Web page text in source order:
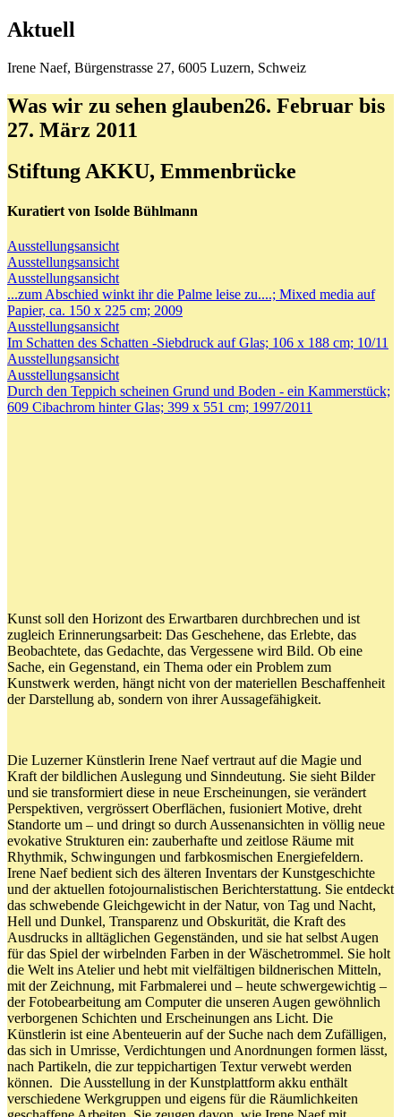
Aktuell
Irene Naef, Bürgenstrasse 27, 6005 Luzern, Schweiz
Was wir zu sehen glauben26. Februar bis
27. März 2011
Stiftung AKKU, Emmenbrücke
Kuratiert von Isolde Bühlmann
Ausstellungsansicht
Ausstellungsansicht
Ausstellungsansicht
...zum Abschied winkt ihr die Palme leise zu....; Mixed media auf
Papier, ca. 150 x 225 cm; 2009
Ausstellungsansicht
Im Schatten des Schatten -Siebdruck auf Glas; 106 x 188 cm; 10/11
Ausstellungsansicht
Ausstellungsansicht
Durch den Teppich scheinen Grund und Boden - ein Kammerstück;
609 Cibachrom hinter Glas; 399 x 551 cm; 1997/2011
Kunst soll den Horizont des Erwartbaren durchbrechen und ist
zugleich Erinnerungsarbeit: Das Geschehene, das Erlebte, das
Beobachtete, das Gedachte, das Vergessene wird Bild. Ob eine
Sache, ein Gegenstand, ein Thema oder ein Problem zum
Kunstwerk werden, hängt nicht von der materiellen Beschaffenheit
der Darstellung ab, sondern von ihrer Aussagefähigkeit.
Die Luzerner Künstlerin Irene Naef vertraut auf die Magie und
Kraft der bildlichen Auslegung und Sinndeutung. Sie sieht Bilder
und sie transformiert diese in neue Erscheinungen, sie verändert
Perspektiven, vergrössert Oberflächen, fusioniert Motive, dreht
Standorte um – und dringt so durch Aussenansichten in völlig neue
evokative Strukturen ein: zauberhafte und zeitlose Räume mit
Rhythmik, Schwingungen und farbkosmischen Energiefeldern.
Irene Naef bedient sich des älteren Inventars der Kunstgeschichte
und der aktuellen fotojournalistischen Berichterstattung. Sie entdeckt
das schwebende Gleichgewicht in der Natur, von Tag und Nacht,
Hell und Dunkel, Transparenz und Obskurität, die Kraft des
Ausdrucks in alltäglichen Gegenständen, und sie hat selbst Augen
für das Spiel der wirbelnden Farben in der Wäschetrommel. Sie holt
die Welt ins Atelier und hebt mit vielfältigen bildnerischen Mitteln,
mit der Zeichnung, mit Farbmalerei und – heute schwergewichtig –
der Fotobearbeitung am Computer die unseren Augen gewöhnlich
verborgenen Schichten und Erscheinungen ans Licht. Die
Künstlerin ist eine Abenteuerin auf der Suche nach dem Zufälligen,
das sich in Umrisse, Verdichtungen und Anordnungen formen lässt,
nach Partikeln, die zur teppichartigen Textur verwebt werden
können. Die Ausstellung in der Kunstplattform akku enthält
verschiedene Werkgruppen und eigens für die Räumlichkeiten